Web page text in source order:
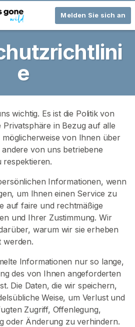
Melden Sie sich an
e
wichtig. Es ist die Politik von
Privatsphäre in Bezug auf alle
von Ihnen über
andere von uns betriebene
respektieren.
Informationen, wenn
um Ihnen einen Service zu
auf faire und rechtmäßige
und Ihrer Zustimmung. Wir
warum wir sie erheben
werden.
Informationen nur so lange,
des von Ihnen angeforderten
Die Daten, die wir speichern,
Weise, um Verlust und
Zugriff, Offenlegung,
oder Änderung zu verhindern.